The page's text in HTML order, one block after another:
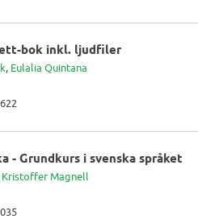
bok inkl. ljudfiler
, Eulalia Quintana
- Grundkurs i svenska språket
Kristoffer Magnell